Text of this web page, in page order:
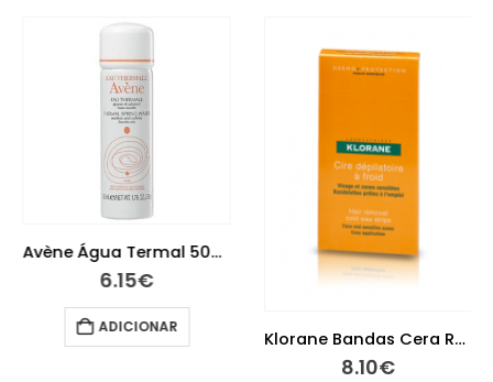
Avène Água Termal 50ml
6.15€
ADICIONAR
Klorane Bandas Cera Rosto X 6
8.10€